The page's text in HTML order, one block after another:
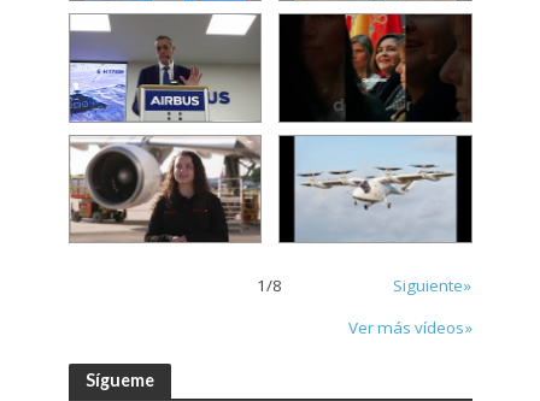
1/8
Siguiente»
Ver más vídeos»
Sígueme